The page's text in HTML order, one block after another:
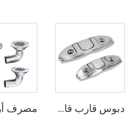
دبوس قارب قابل للطي من الفولاذ المقاوم للصدأ 316، دبوس رصيف قابل للرفع مع مثبت، دبابيس تثبيت القوارب 4-1/2 بوصة